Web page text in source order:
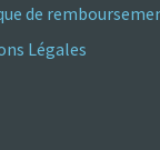
de
Légales